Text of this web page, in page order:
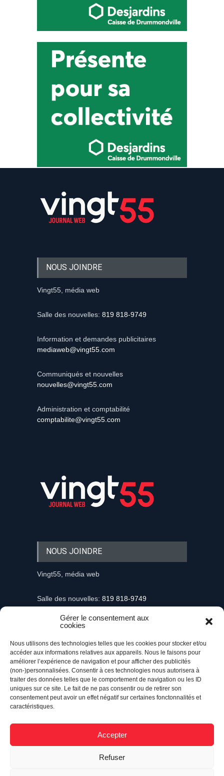
Gérer le consentement aux
cookies
Nous utilisons des technologies telles que les cookies pour stocker et/ou
accéder aux informations relatives aux appareils. Nous le faisons pour
améliorer l’expérience de navigation et pour afficher des publicités
(non-)personnalisées. Consentir à ces technologies nous autorisera à
traiter des données telles que le comportement de navigation ou les ID
uniques sur ce site. Le fait de ne pas consentir ou de retirer son
consentement peut avoir un effet négatif sur certaines fonctonnalités et
caractéristiques.
Accepter
Refuser
NOUS JOINDRE
Vingt55, média web
Salle des nouvelles: 819 818-9749
Information et demandes publicitaires
mediaweb@vingt55.com
Communiqués et nouvelles
nouvelles@vingt55.com
Administration et comptabilité
comptabilite@vingt55.com
NOUS JOINDRE
Vingt55, média web
Salle des nouvelles: 819 818-9749
Information et demandes publicitaires
Communiqués et nouvelles
nouvelles@vingt55.com
Administration et comptabilité
comptabilite@vingt55.com
Propulsé par Versom VR